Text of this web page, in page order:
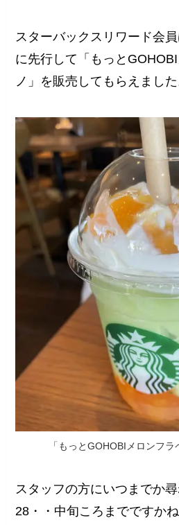
スターバックスリワード会員
に先行して「もっと
ノ」を販売してもらえました
「もっとGOHOBIメロンフ
スタッフの方にいつまでか
28・・中旬ころまでですか